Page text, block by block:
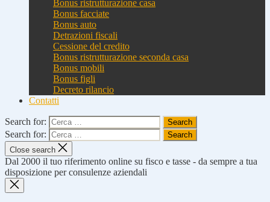
Bonus ristrutturazione casa
Bonus facciate
Bonus auto
Detrazioni fiscali
Cessione del credito
Bonus ristrutturazione seconda casa
Bonus mobili
Bonus figli
Decreto rilancio
Contatti
Search for:
Search for:
Close search
Dal 2000 il tuo riferimento online su fisco e tasse - da sempre a tua
disposizione per consulenze aziendali